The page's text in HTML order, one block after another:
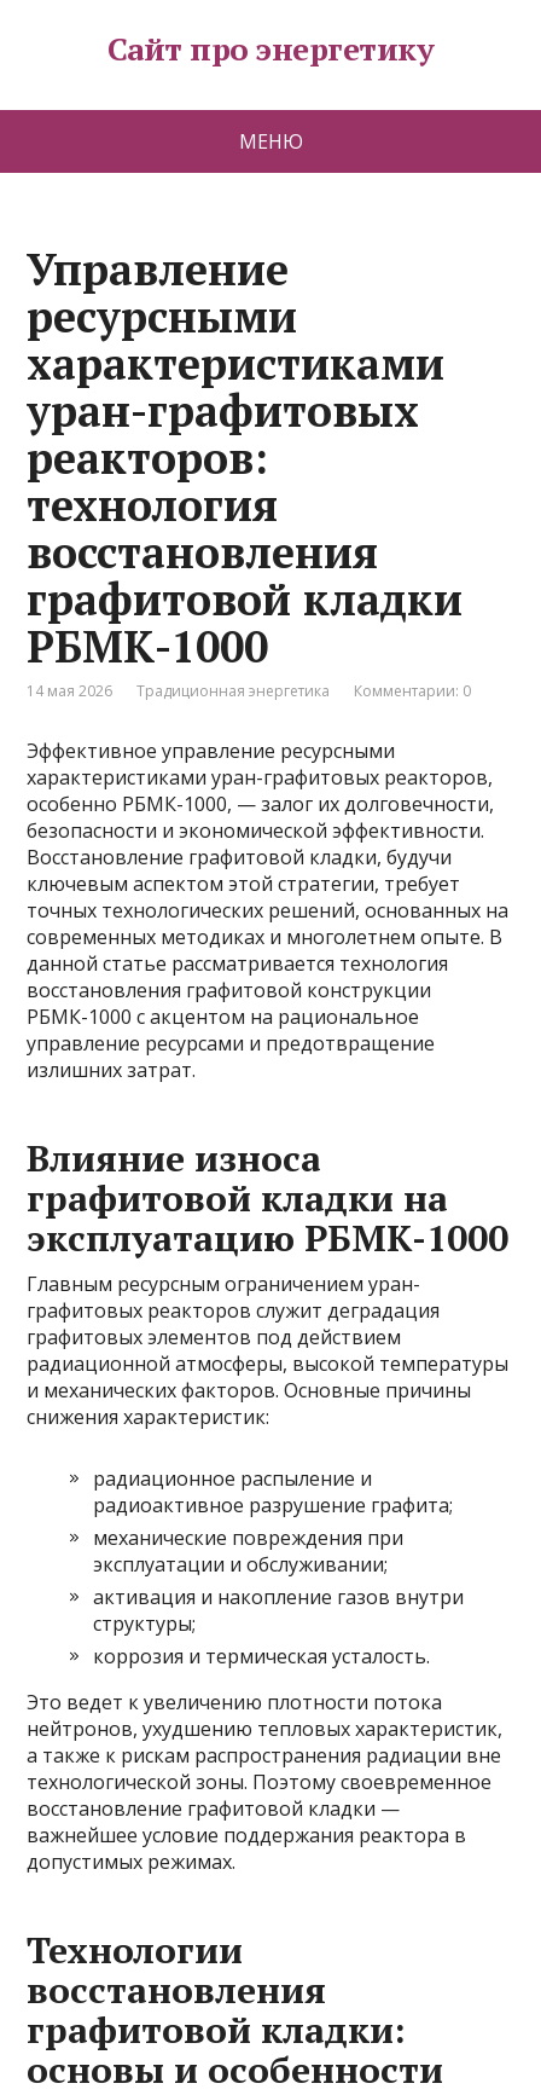
Сайт про энергетику
МЕНЮ
Управление
ресурсными
характеристиками
уран-графитовых
реакторов:
технология
восстановления
графитовой кладки
РБМК-1000
14 мая 2026 Традиционная энергетика Комментарии: 0
Эффективное управление ресурсными
характеристиками уран-графитовых реакторов,
особенно РБМК-1000, — залог их долговечности,
безопасности и экономической эффективности.
Восстановление графитовой кладки, будучи
ключевым аспектом этой стратегии, требует
точных технологических решений, основанных на
современных методиках и многолетнем опыте. В
данной статье рассматривается технология
восстановления графитовой конструкции
РБМК-1000 с акцентом на рациональное
управление ресурсами и предотвращение
излишних затрат.
Влияние износа
графитовой кладки на
эксплуатацию РБМК-1000
Главным ресурсным ограничением уран-
графитовых реакторов служит деградация
графитовых элементов под действием
радиационной атмосферы, высокой температуры
и механических факторов. Основные причины
снижения характеристик:
радиационное распыление и
радиоактивное разрушение графита;
механические повреждения при
эксплуатации и обслуживании;
активация и накопление газов внутри
структуры;
коррозия и термическая усталость.
Это ведет к увеличению плотности потока
нейтронов, ухудшению тепловых характеристик,
а также к рискам распространения радиации вне
технологической зоны. Поэтому своевременное
восстановление графитовой кладки —
важнейшее условие поддержания реактора в
допустимых режимах.
Технологии
восстановления
графитовой кладки:
основы и особенности